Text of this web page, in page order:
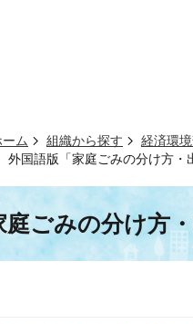
ーム 組織から探す 経済環
外国語版「家庭ごみの分け方・
庭ごみの分け方